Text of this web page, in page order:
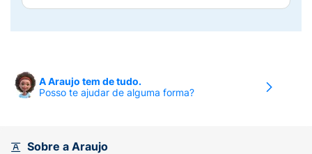
A Araujo tem de tudo.
Posso te ajudar de alguma forma?
Sobre a Araujo